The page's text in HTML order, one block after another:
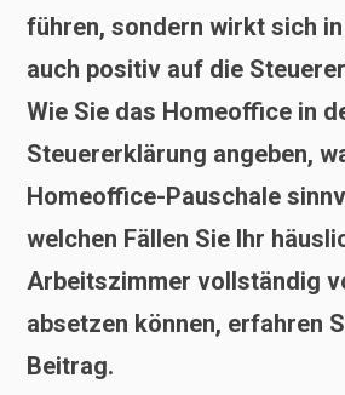
führen, sondern wirkt sich
auch positiv auf die
Wie Sie das Homeoffice in
Steuererklärung angeben,
Homeoffice-Pauschale
welchen Fällen Sie Ihr
Arbeitszimmer vollständig
absetzen können, erfahren
Beitrag.